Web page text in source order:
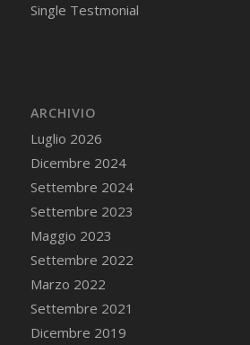
Single Testmonial
ARCHIVIO
Luglio 2026
Dicembre 2024
Settembre 2024
Settembre 2023
Maggio 2023
Settembre 2022
Marzo 2022
Settembre 2021
Dicembre 2019